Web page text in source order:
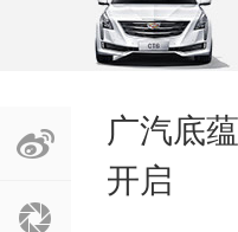
广汽底
开启